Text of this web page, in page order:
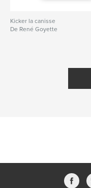
Kicker la canisse
De René Goyette